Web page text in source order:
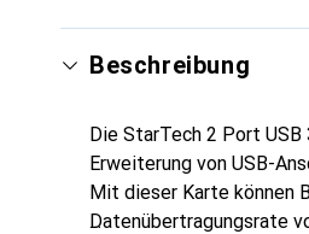
Beschreibung
Die StarTech 2 Port
Erweiterung von USB-
Mit dieser Karte können
Datenübertragungsrate